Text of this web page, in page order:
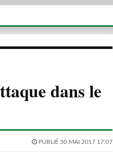
dans le
PUBLIÉ 30 MAI 2017 17:07